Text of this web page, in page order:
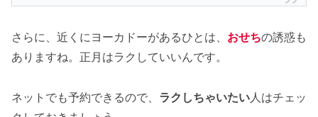
さらに、近くにヨーカドーがあるひとは、 おせちの誘惑も
ありますね。正月はラクしていいんです。
ネットでも予約できるので、 ラクしちゃいたい 人はチェッ